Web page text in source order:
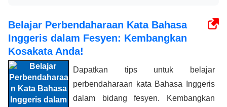
Belajar Perbendaharaan Kata Bahasa
Inggeris dalam Fesyen: Kembangkan
Kosakata Anda!
Dapatkan tips untuk belajar
perbendaharaan kata Bahasa Inggeris
dalam bidang fesyen. Kembangkan